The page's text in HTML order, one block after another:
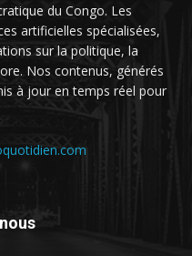
du Congo. Les
artificielles spécialisées,
sur la politique, la
Nos contenus, générés
à jour en temps réel pour